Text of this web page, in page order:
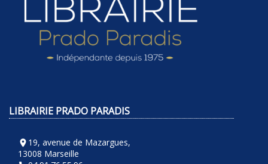
LIBRAIRIE PRADO PARADIS
room 19, avenue de Mazargues,
13008 Marseille